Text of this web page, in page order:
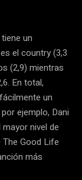
un
el country (3,3
(2,9) mientras
En total,
un
ejemplo, Dani
nivel de
The Good Life
más